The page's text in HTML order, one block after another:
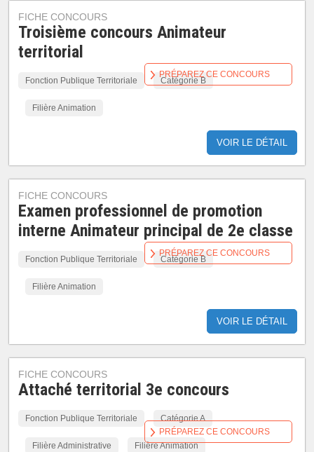
FICHE CONCOURS
Troisième concours Animateur
territorial
Fonction Publique Territoriale Catégorie B
Filière Animation
VOIR LE DÉTAIL
PRÉPAREZ CE CONCOURS
FICHE CONCOURS
Examen professionnel de promotion
interne Animateur principal de 2e classe
Fonction Publique Territoriale Catégorie B
Filière Animation
VOIR LE DÉTAIL
PRÉPAREZ CE CONCOURS
FICHE CONCOURS
Attaché territorial 3e concours
Fonction Publique Territoriale Catégorie A
Filière Administrative Filière Animation
PRÉPAREZ CE CONCOURS